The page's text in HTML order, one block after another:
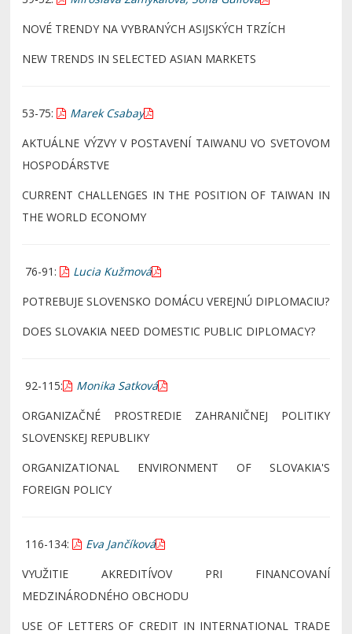
NOVÉ TRENDY NA VYBRANÝCH ASIJSKÝCH TRZÍCH
NEW TRENDS IN SELECTED ASIAN MARKETS
53-75:
Marek Csabay
AKTUÁLNE VÝZVY V POSTAVENÍ TAIWANU VO SVETOVOM
HOSPODÁRSTVE
CURRENT CHALLENGES IN THE POSITION OF TAIWAN IN
THE WORLD ECONOMY
76-91:
Lucia Kužmová
POTREBUJE SLOVENSKO DOMÁCU VEREJNÚ DIPLOMACIU?
DOES SLOVAKIA NEED DOMESTIC PUBLIC DIPLOMACY?
92-115:
Monika Satková
ORGANIZAČNÉ PROSTREDIE ZAHRANIČNEJ POLITIKY
SLOVENSKEJ REPUBLIKY
ORGANIZATIONAL ENVIRONMENT OF SLOVAKIA'S
FOREIGN POLICY
116-134:
Eva Jančíková
VYUŽITIE AKREDITÍVOV PRI FINANCOVANÍ
MEDZINÁRODNÉHO OBCHODU
USE OF LETTERS OF CREDIT IN INTERNATIONAL TRADE